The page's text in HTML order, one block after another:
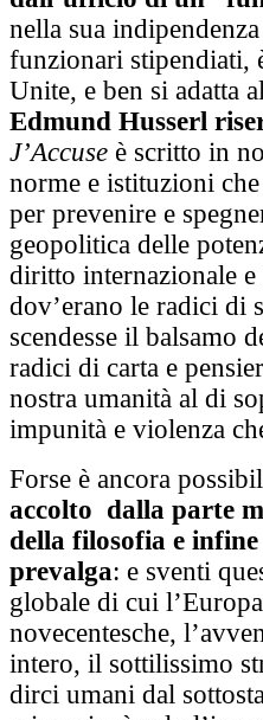
nella sua
funzionari stipendiati,
Unite, e ben si adatta
Edmund Husserl
J’Accuse è scritto in
norme e istituzioni
per prevenire e
geopolitica delle
diritto internazionale
dov’erano le radici di
scendesse il balsamo
radici di carta e
nostra umanità al di
impunità e violenza
Forse è ancora
accolto dalla parte
della filosofia e
prevalga: e sventi
globale di cui
novecentesche,
intero, il sottilissimo
dirci umani dal